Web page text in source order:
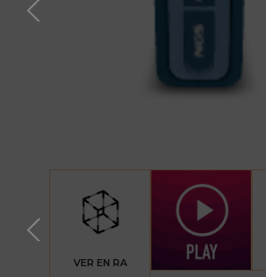
VER EN RA